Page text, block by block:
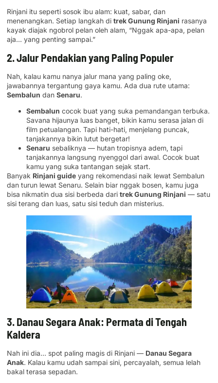
Rinjani itu seperti sosok ibu alam: kuat, sabar, dan
menenangkan. Setiap langkah di trek Gunung Rinjani rasanya
kayak diajak ngobrol pelan oleh alam, “Nggak apa-apa, pelan
aja… yang penting sampai.”
2. Jalur Pendakian yang Paling Populer
Nah, kalau kamu nanya jalur mana yang paling oke,
jawabannya tergantung gaya kamu. Ada dua rute utama:
Sembalun dan Senaru.
Sembalun cocok buat yang suka pemandangan terbuka.
Savana hijaunya luas banget, bikin kamu serasa jalan di
film petualangan. Tapi hati-hati, menjelang puncak,
tanjakannya bikin lutut bergetar!
Senaru sebaliknya — hutan tropisnya adem, tapi
tanjakannya langsung nyenggol dari awal. Cocok buat
kamu yang suka tantangan sejak start.
Banyak Rinjani guide yang rekomendasi naik lewat Sembalun
dan turun lewat Senaru. Selain biar nggak bosen, kamu juga
bisa nikmatin dua sisi berbeda dari trek Gunung Rinjani — satu
sisi terang dan luas, satu sisi teduh dan misterius.
3. Danau Segara Anak: Permata di Tengah
Kaldera
Nah ini dia… spot paling magis di Rinjani — Danau Segara
Anak. Kalau kamu udah sampai sini, percayalah, semua lelah
bakal terasa sepadan.